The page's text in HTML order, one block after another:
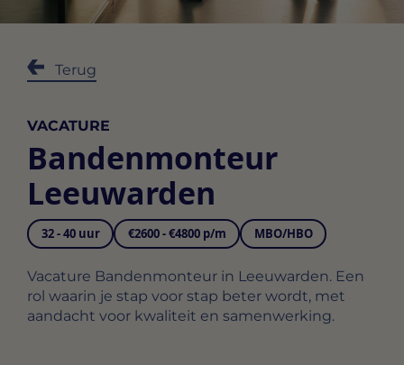
Terug
VACATURE
Bandenmonteur
Leeuwarden
32 - 40 uur €2600 - €4800 p/m MBO/HBO
Vacature Bandenmonteur in Leeuwarden. Een
rol waarin je stap voor stap beter wordt, met
aandacht voor kwaliteit en samenwerking.